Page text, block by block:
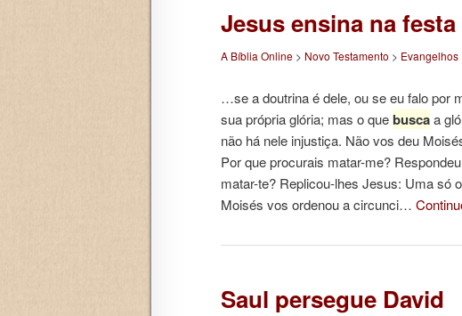
Jesus ensina na festa
A Bíblia Online > Novo Testamento > Evangelhos
…se a doutrina é dele, ou se eu falo por
sua própria glória; mas o quebuscaa
não há nele injustiça. Não vos deu
Por que procurais matar-me?
matar-te? Replicou-lhes Jesus: Uma só
Moisés vos ordenou a circunci…
Saul persegue David